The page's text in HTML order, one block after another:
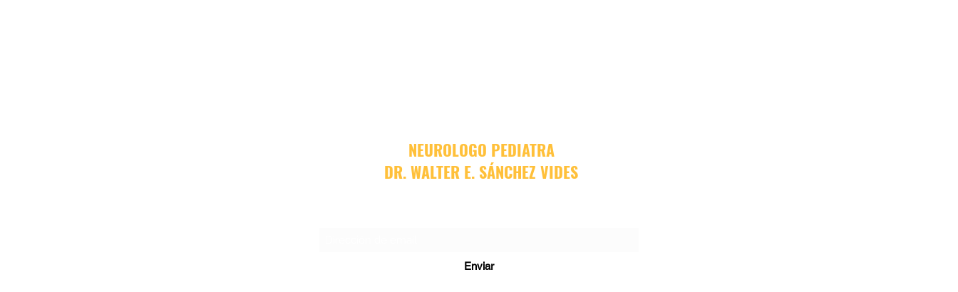
NEUROLOGO PEDIATRA
DR. WALTER E. SÁNCHEZ VIDES
Enviar